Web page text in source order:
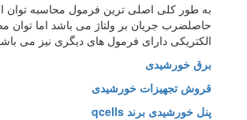
به طور کلی اصلی ترین فرمول محاسبه توان
حاصلضرب جریان بر ولتاژ می باشد اما توان
الکتریکی دارای فرمول های دیگری نیز می
برق خورشیدی
قروش تجهیزات خورشیدی
پنل خورشیدی برند qcells